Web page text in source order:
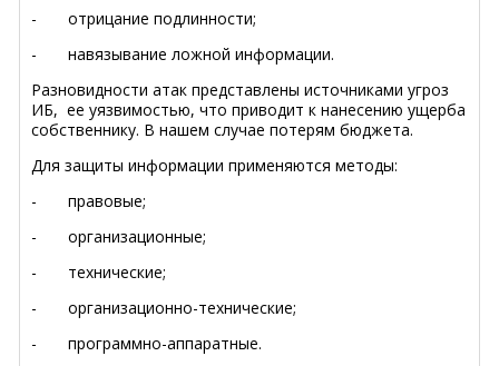
- отрицание подлинности;
- навязывание ложной информации.
Разновидности атак представлены источниками угроз
ИБ, ее уязвимостью, что приводит к нанесению ущерба
собственнику. В нашем случае потерям бюджета.
Для защиты информации применяются методы:
- правовые;
- организационные;
- технические;
- организационно-технические;
- программно-аппаратные.